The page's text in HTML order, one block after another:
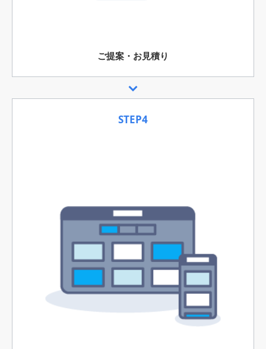
ご提案・お見積り
STEP4